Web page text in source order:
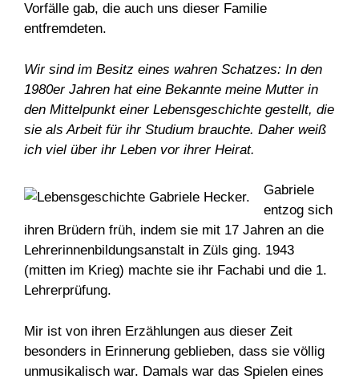
Vorfälle gab, die auch uns dieser Familie
entfremdeten.
Wir sind im Besitz eines wahren Schatzes: In den
1980er Jahren hat eine Bekannte meine Mutter in
den Mittelpunkt einer Lebensgeschichte gestellt, die
sie als Arbeit für ihr Studium brauchte. Daher weiß
ich viel über ihr Leben vor ihrer Heirat.
Gabriele
entzog sich
ihren Brüdern früh, indem sie mit 17 Jahren an die
Lehrerinnenbildungsanstalt in Züls ging. 1943
(mitten im Krieg) machte sie ihr Fachabi und die 1.
Lehrerprüfung.
Mir ist von ihren Erzählungen aus dieser Zeit
besonders in Erinnerung geblieben, dass sie völlig
unmusikalisch war. Damals war das Spielen eines